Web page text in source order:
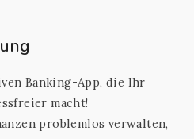
Banking-App, die Ihr
macht!
problemlos verwalten,